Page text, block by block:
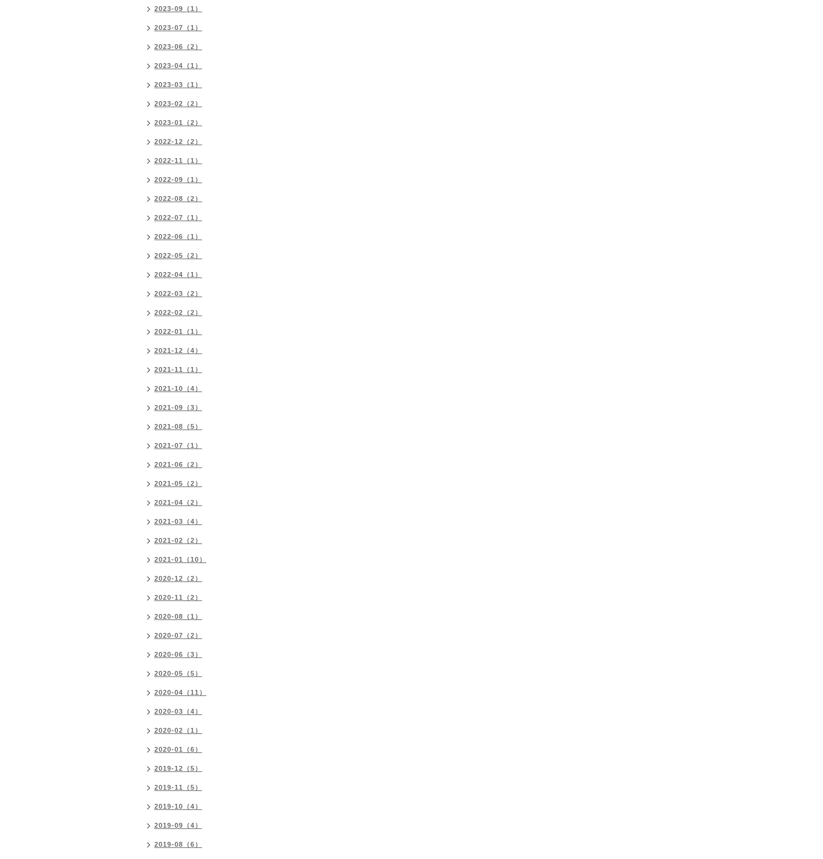
2023-09（1）
2023-07（1）
2023-06（2）
2023-04（1）
2023-03（1）
2023-02（2）
2023-01（2）
2022-12（2）
2022-11（1）
2022-09（1）
2022-08（2）
2022-07（1）
2022-06（1）
2022-05（2）
2022-04（1）
2022-03（2）
2022-02（2）
2022-01（1）
2021-12（4）
2021-11（1）
2021-10（4）
2021-09（3）
2021-08（5）
2021-07（1）
2021-06（2）
2021-05（2）
2021-04（2）
2021-03（4）
2021-02（2）
2021-01（10）
2020-12（2）
2020-11（2）
2020-08（1）
2020-07（2）
2020-06（3）
2020-05（5）
2020-04（11）
2020-03（4）
2020-02（1）
2020-01（6）
2019-12（5）
2019-11（5）
2019-10（4）
2019-09（4）
2019-08（6）